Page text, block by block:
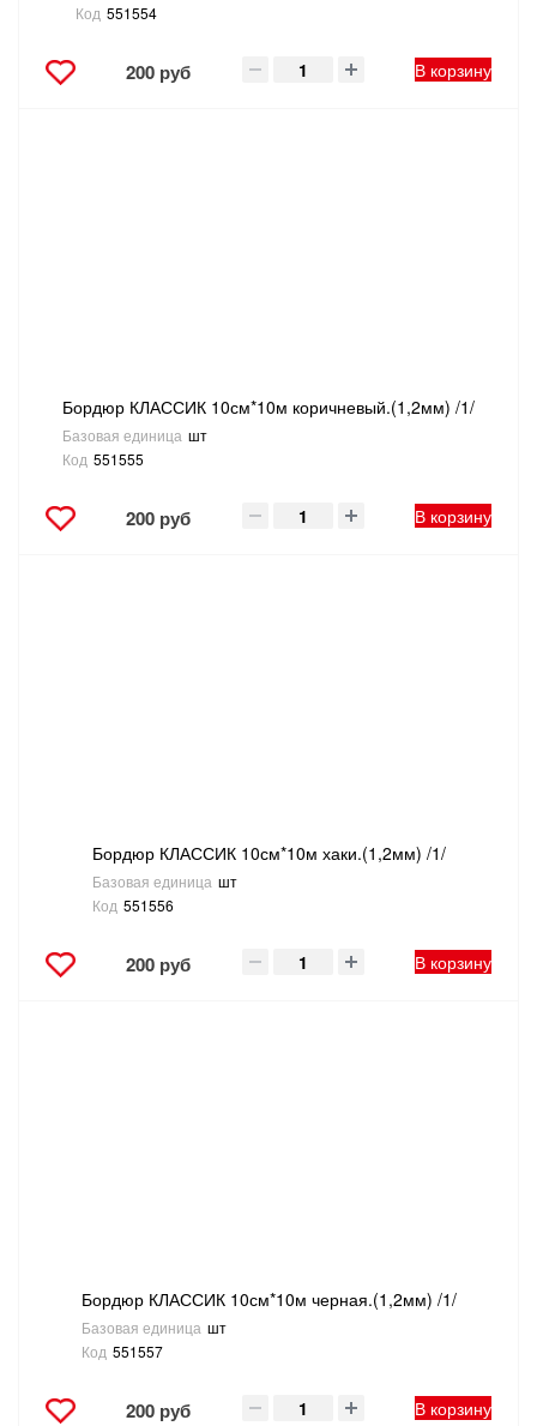
Код 551554
200 руб В корзину
Бордюр КЛАССИК 10см*10м коричневый.(1,2мм) /1/
Базовая единица шт
Код 551555
200 руб В корзину
Бордюр КЛАССИК 10см*10м хаки.(1,2мм) /1/
Базовая единица шт
Код 551556
200 руб В корзину
Бордюр КЛАССИК 10см*10м черная.(1,2мм) /1/
Базовая единица шт
Код 551557
200 руб В корзину